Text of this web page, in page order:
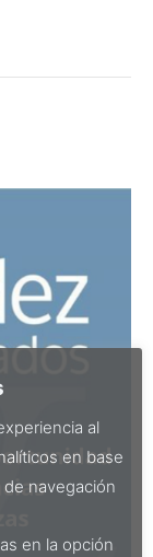
al
en base
navegación
en la opción